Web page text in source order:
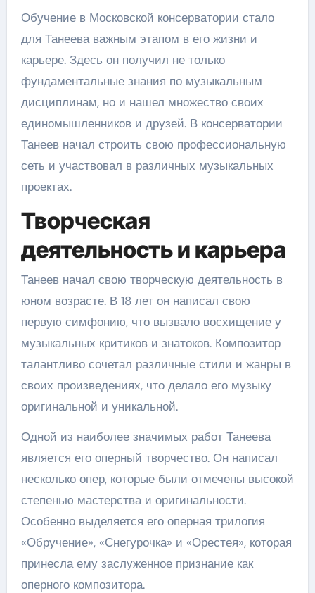
Обучение в Московской консерватории стало
для Танеева важным этапом в его жизни и
карьере. Здесь он получил не только
фундаментальные знания по музыкальным
дисциплинам, но и нашел множество своих
единомышленников и друзей. В консерватории
Танеев начал строить свою профессиональную
сеть и участвовал в различных музыкальных
проектах.
Творческая
деятельность и карьера
Танеев начал свою творческую деятельность в
юном возрасте. В 18 лет он написал свою
первую симфонию, что вызвало восхищение у
музыкальных критиков и знатоков. Композитор
талантливо сочетал различные стили и жанры в
своих произведениях, что делало его музыку
оригинальной и уникальной.
Одной из наиболее значимых работ Танеева
является его оперный творчество. Он написал
несколько опер, которые были отмечены высокой
степенью мастерства и оригинальности.
Особенно выделяется его оперная трилогия
«Обручение», «Снегурочка» и «Орестея», которая
принесла ему заслуженное признание как
оперного композитора.